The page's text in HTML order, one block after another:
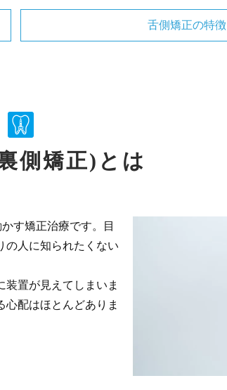
舌側矯正の特徴
側矯正)とは
す矯正治療です。目
の人に知られたくない
置が見えてしまいま
配はほとんどありま